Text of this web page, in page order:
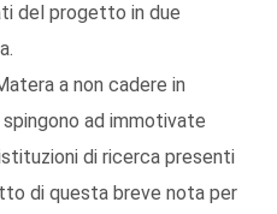
del progetto in due
a non cadere in
ad immotivate
di ricerca presenti
di questa breve nota per